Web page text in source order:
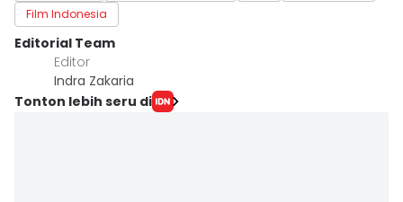
Film Indonesia
Editorial Team
Editor
Indra Zakaria
Tonton lebih seru di